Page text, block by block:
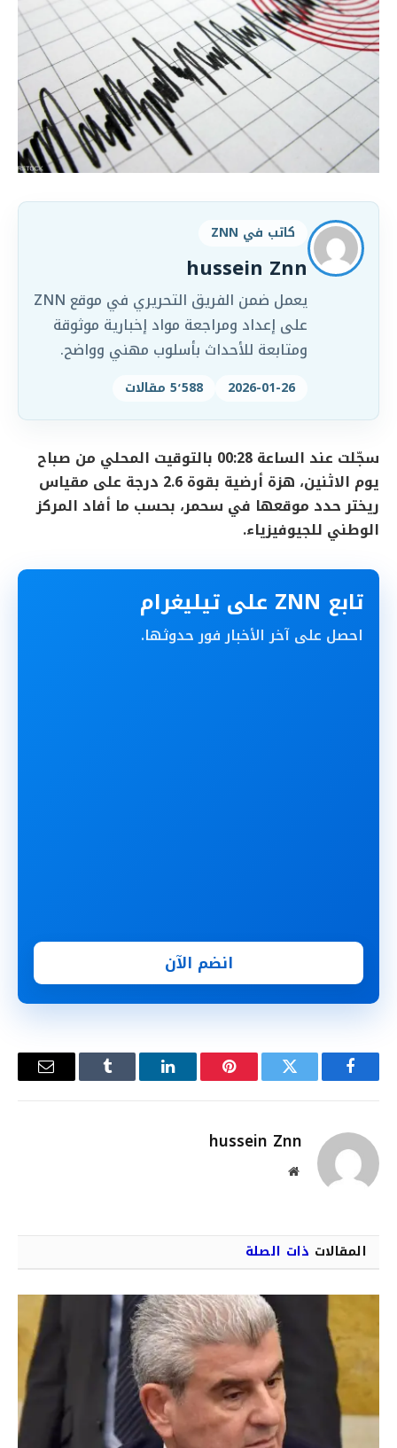
كاتب في ZNN
hussein Znn
يعمل ضمن الفريق التحريري في موقع ZNN
على إعداد ومراجعة مواد إخبارية موثوقة
ومتابعة للأحداث بأسلوب مهني وواضح.
2026-01-26 5٬588 مقالات
سجّلت عند الساعة 00:28 بالتوقيت المحلي من صباح
يوم الاثنين، هزة أرضية بقوة 2.6 درجة على مقياس
ريختر حدد موقعها في سحمر، بحسب ما أفاد المركز
الوطني للجيوفيزياء.
تابع ZNN على تيليغرام
احصل على آخر الأخبار فور حدوثها.
انضم الآن
فيسبوك تويتر بينتيريستلينكدإن Tumblr
البريد
hussein Znn
موقع
المقالات ذات الصلة